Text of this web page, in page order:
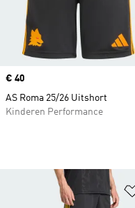
Price
€ 40
AS Roma 25/26 Uitshort
Kinderen Performance